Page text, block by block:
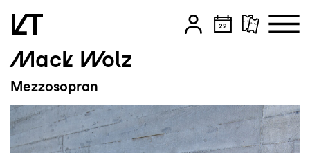
Zum Hauptinhalt springen
Zum Footer springen
Mack Wolz
Mezzosopran